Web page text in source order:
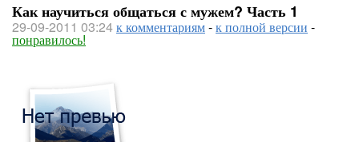
Как научиться общаться с мужем? Часть 1
29-09-2011 03:24к комментариям-к полной версии -
понравилось!